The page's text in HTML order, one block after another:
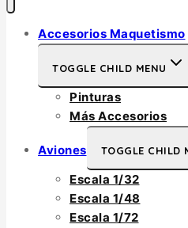
Accesorios Maquetismo
TOGGLE CHILD MENU
Pinturas
Más Accesorios
Aviones TOGGLE CHILD
Escala 1/32
Escala 1/48
Escala 1/72